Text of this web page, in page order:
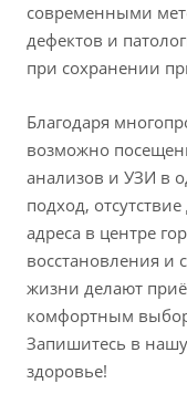
современными
дефектов и
при сохранении
Благодаря
возможно
анализов и УЗИ в
подход,
адреса в центре
восстановления и
жизни делают
комфортным
Запишитесь в
здоровье!